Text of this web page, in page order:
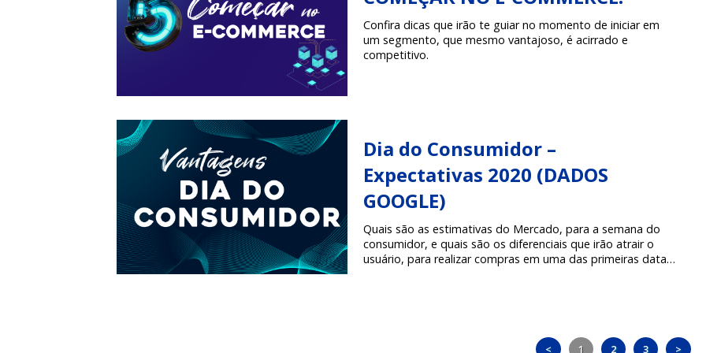
Confira dicas que irão te guiar no momento de iniciar em
um segmento, que mesmo vantajoso, é acirrado e
competitivo.
Dia do Consumidor –
Expectativas 2020 (DADOS
GOOGLE)
Quais são as estimativas do Mercado, para a semana do
consumidor, e quais são os diferenciais que irão atrair o
usuário, para realizar compras em uma das primeiras datas
< 1 2 3 >